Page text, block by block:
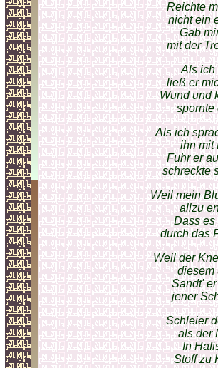
Reichte
nicht ein
Gab
mit der
Als ich
ließ er
Wund und
spornte
Als ich
ihn mit
Fuhr er
schreckte
Weil mein
allzu
Dass es
durch das
Weil der
diesem
Sandt'
jener
Schleier
als der
In
Stoff zu